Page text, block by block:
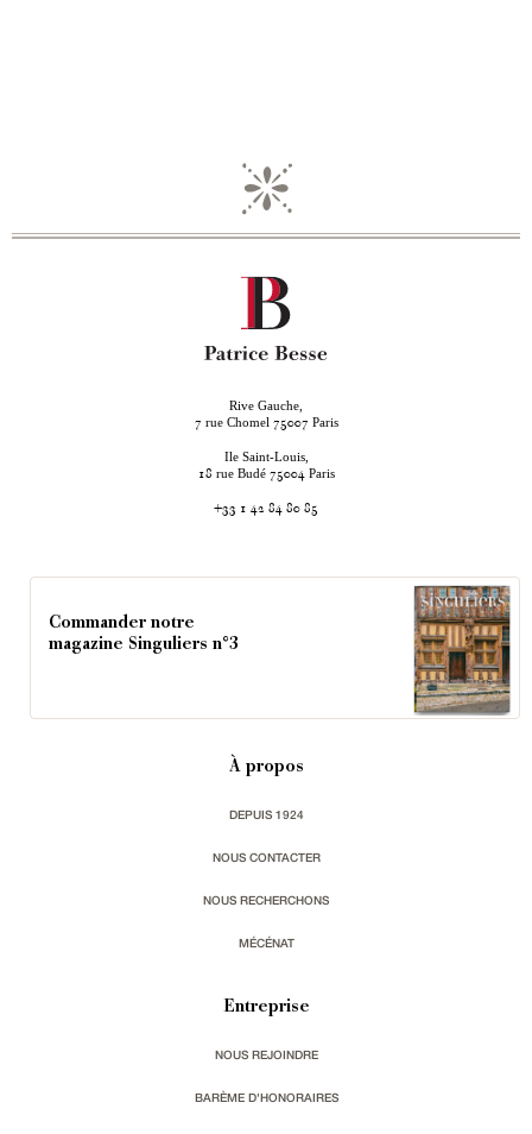
Rive Gauche,
7 rue Chomel 75007 Paris
Ile Saint-Louis,
18 rue Budé 75004 Paris
+33 1 42 84 80 85
Commander notre
magazine Singuliers n°3
À propos
DEPUIS 1924
NOUS CONTACTER
NOUS RECHERCHONS
MÉCÉNAT
Entreprise
NOUS REJOINDRE
BARÈME D'HONORAIRES